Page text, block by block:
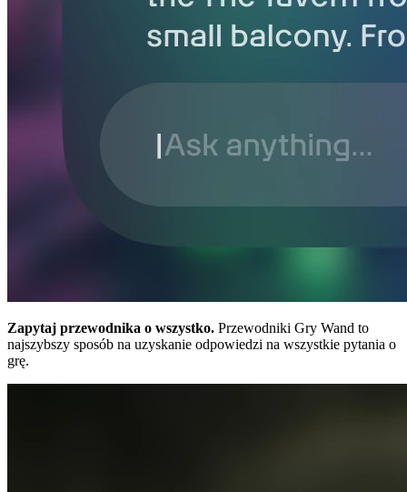
Zapytaj przewodnika o wszystko. Przewodniki Gry Wand to
najszybszy sposób na uzyskanie odpowiedzi na wszystkie pytania o
grę.